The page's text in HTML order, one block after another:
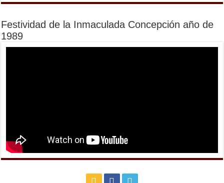
Festividad de la Inmaculada Concepción año de
1989